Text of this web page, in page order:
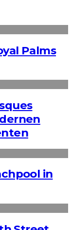
Palms
in